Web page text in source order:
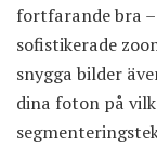
fortfarande bra –
sofistikerade
snygga bilder
dina foton på